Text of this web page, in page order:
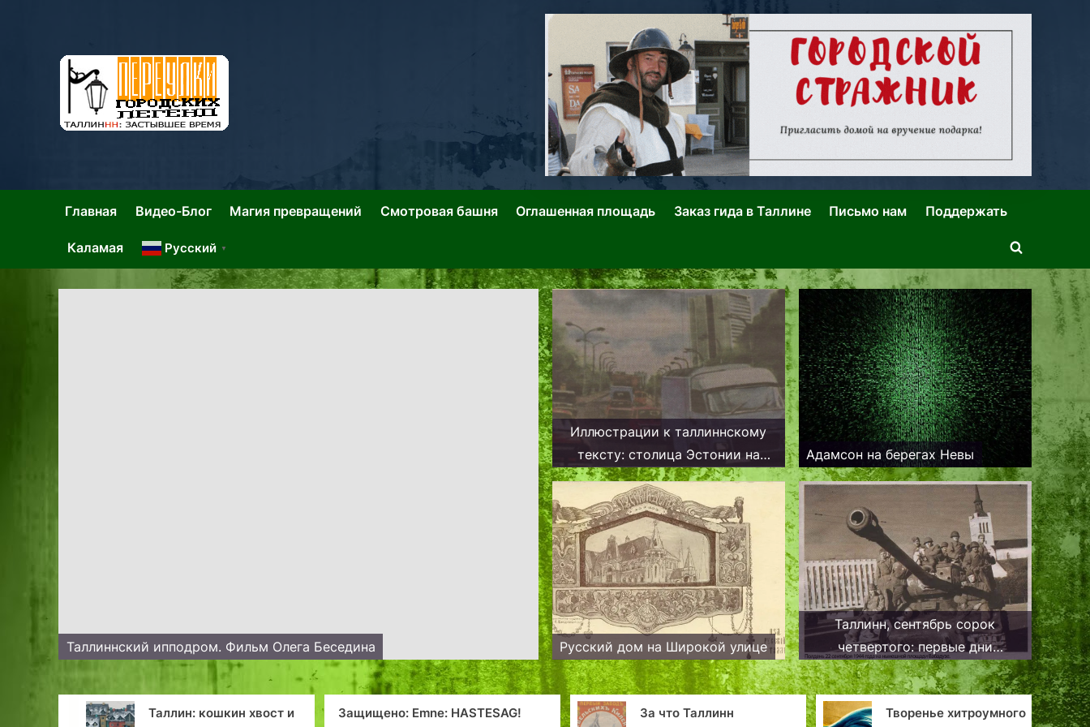
Таллин: Переулки Городских Легенд
Главная Видео-Блог Магия превращений Смотровая башня Оглашенная площадь Заказ гида в Таллине Письмо нам Поддержать
Каламая Русский ▼
Toggle
search
Таллиннский ипподром. Фильм Олега Беседина
Иллюстрации к таллиннскому
тексту: столица Эстонии на
страницах детских книг
Адамсон на берегах Невы
Русский дом на Широкой улице
Таллинн, сентябрь сорок
четвертого: первые дни
долгожданного мира
Таллин: кошкин хвост и
Защищено: Emne: HASTESAG!
За что Таллинн
Творенье хитроумного
Принцесса